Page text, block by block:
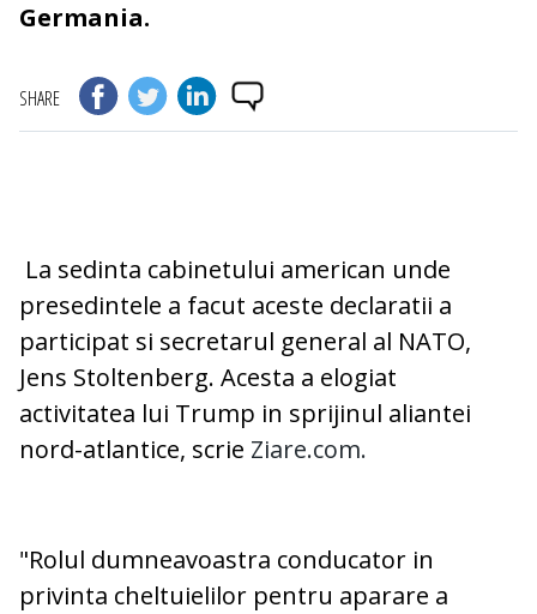
Germania.
SHARE
La sedinta cabinetului american unde
presedintele a facut aceste declaratii a
participat si secretarul general al NATO,
Jens Stoltenberg. Acesta a elogiat
activitatea lui Trump in sprijinul aliantei
nord-atlantice, scrie Ziare.com.
"Rolul dumneavoastra conducator in
privinta cheltuielilor pentru aparare a